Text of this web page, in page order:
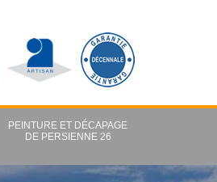
PEINTURE ET DÉCAPAGE
DE PERSIENNE 26